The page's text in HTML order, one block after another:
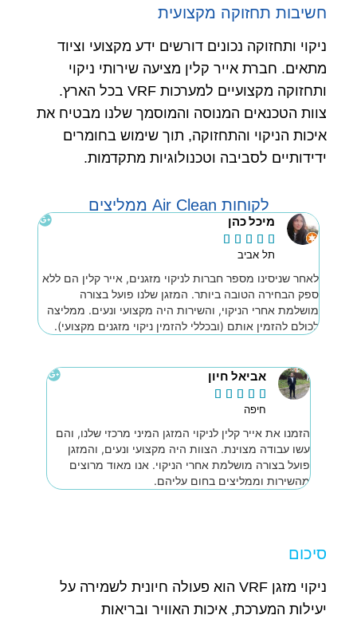
חשיבות תחזוקה מקצועית
ניקוי ותחזוקה נכונים דורשים ידע מקצועי וציוד
מתאים. חברת אייר קלין מציעה שירותי ניקוי
ותחזוקה מקצועיים למערכות VRF בכל הארץ.
צוות הטכנאים המנוסה והמוסמך שלנו מבטיח את
איכות הניקוי והתחזוקה, תוך שימוש בחומרים
ידידותיים לסביבה וטכנולוגיות מתקדמות.
לקוחות Air Clean ממליצים
מיכל כהן





תל אביב
לאחר שניסינו מספר חברות לניקוי מזגנים, אייר קלין הם ללא
ספק הבחירה הטובה ביותר. המזגן שלנו פועל בצורה
מושלמת אחרי הניקוי, והשירות היה מקצועי ונעים. ממליצה
לכולם להזמין אותם (ובכללי להזמין ניקוי מזגנים מקצועי).
אביאל חיון





חיפה
הזמנו את אייר קלין לניקוי המזגן המיני מרכזי שלנו, והם
עשו עבודה מצוינת. הצוות היה מקצועי ונעים, והמזגן
פועל בצורה מושלמת אחרי הניקוי. אנו מאוד מרוצים
מהשירות וממליצים בחום עליהם.
סיכום
ניקוי מזגן VRF הוא פעולה חיונית לשמירה על
יעילות המערכת, איכות האוויר ובריאות